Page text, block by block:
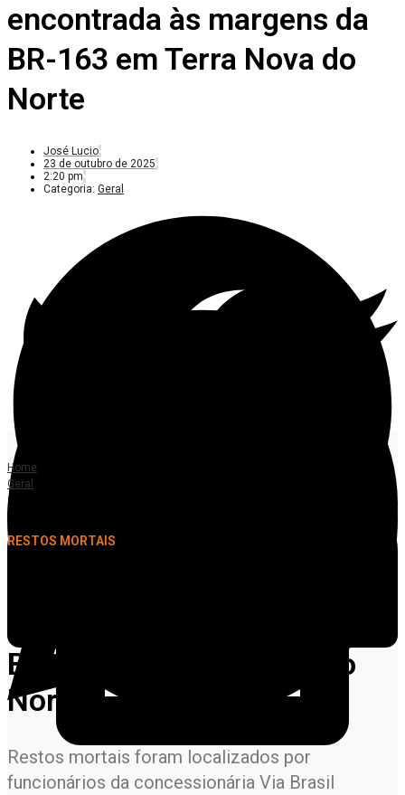
encontrada às margens da
BR-163 em Terra Nova do
Norte
José Lucio
23 de outubro de 2025
2:20 pm
Categoria: Geral
Home
Geral
Ossada humana é encontrada às margens da BR-163 em Terra Nova do
RESTOS MORTAIS
encontrada às margens da
BR-163 em Terra Nova do
Norte
Restos mortais foram localizados por
funcionários da concessionária Via Brasil